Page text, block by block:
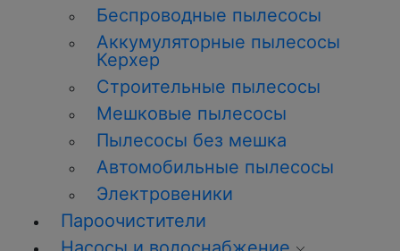
Беспроводные пылесосы
Аккумуляторные пылесосы
Керхер
Строительные пылесосы
Мешковые пылесосы
Пылесосы без мешка
Автомобильные пылесосы
Электровеники
Пароочистители